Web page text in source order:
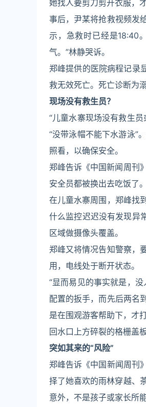
她找人要剪刀剪开衣服，
事后，尹某将抢救视频发
示，急救时已经是18:40
气。”林静哭诉。
郑峰提供的医院病程记录
救无效死亡。死亡诊断为
现场没有救生员？
“儿童水寨现场没有救生
“没带泳帽不能下水游泳”
照看，以确保安全。
郑峰告诉《中国新闻周刊
安全员都被换出去吃饭了。
在儿童水寨周围，郑峰找
什么监控迟迟没有发现异
区域做摄像头覆盖。
郑峰又将情况告知警察，
用，电线处于断开状态。
“显而易见的事实就是，
配置的扳手，而先后两名
是在围观游客帮助下，才
回水口上方碎裂的格栅盖板
突如其来的“风险”
郑峰告诉《中国新闻周刊
择了她喜欢的雨林穿越、
意外，不是孩子或家长所